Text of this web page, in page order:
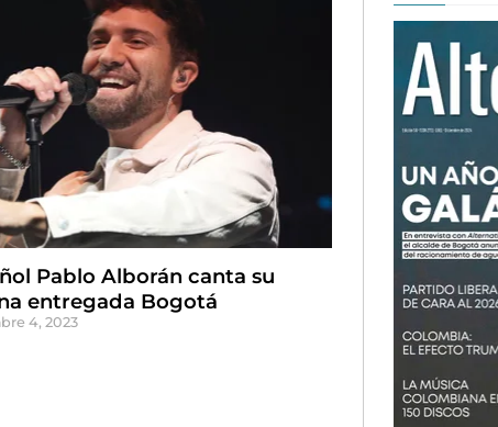
Pablo Alborán canta su
entregada Bogotá
4, 2023